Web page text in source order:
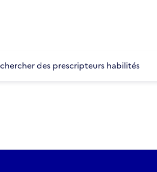
des prescripteurs habilités